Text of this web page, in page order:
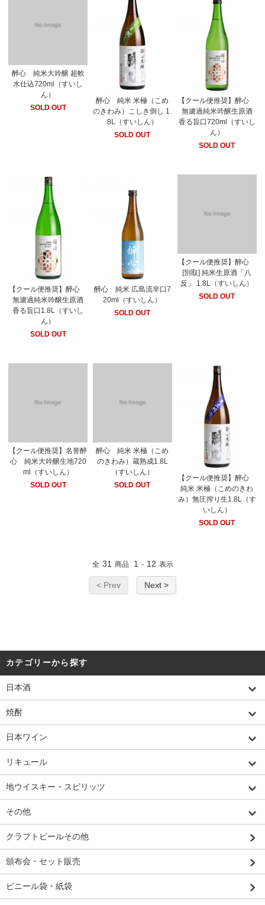
醉心 純米大吟醸 超軟
水仕込720ml（すいし
ん）
SOLD OUT
醉心 純米 米極（こめ
のきわみ）こしき倒し 1.
8L（すいしん）
SOLD OUT
【クール便推奨】醉心
無濾過純米吟醸生原酒
香る旨口720ml（すいし
ん）
SOLD OUT
【クール便推奨】醉心
無濾過純米吟醸生原酒
香る旨口1.8L（すいし
ん）
SOLD OUT
醉心 純米 広島流辛口7
20ml（すいしん）
SOLD OUT
【クール便推奨】醉心
[別取] 純米生原酒「八
反」 1.8L（すいしん）
SOLD OUT
【クール便推奨】名誉醉
心 純米大吟醸生地720
ml（すいしん）
SOLD OUT
醉心 純米 米極（こめ
のきわみ）蔵熟成1.8L
（すいしん）
SOLD OUT
【クール便推奨】醉心
純米 米極（こめのきわ
み）無圧搾り生1.8L（す
いしん）
SOLD OUT
全 31 商品 1 - 12 表示
< Prev Next >
カテゴリーから探す
日本酒
焼酎
日本ワイン
リキュール
地ウイスキー・スピリッツ
その他
クラフトビールその他
頒布会・セット販売
ビニール袋・紙袋